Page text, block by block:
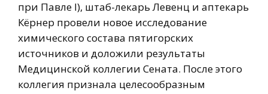
при Павле I), штаб-лекарь Левенц и аптекарь
Кёрнер провели новое исследование
химического состава пятигорских
источников и доложили результаты
Медицинской коллегии Сената. После этого
коллегия признала целесообразным